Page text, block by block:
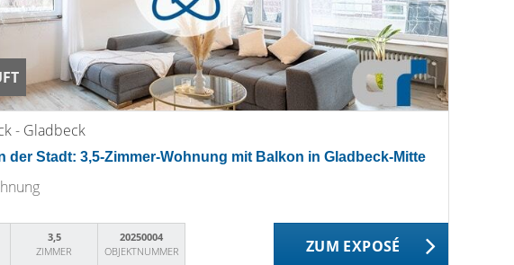
- Gladbeck
der Stadt: 3,5-Zimmer-Wohnung mit Balkon in Gladbeck-Mitte
3,5
ZIMMER
20250004
OBJEKTNUMMER
ZUM EXPOSÉ